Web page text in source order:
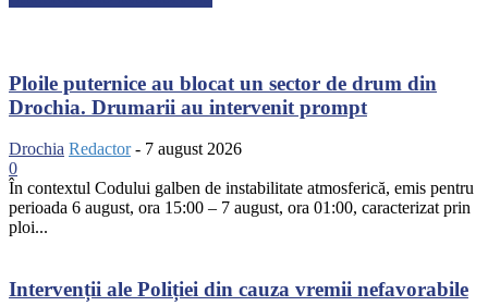
Ploile puternice au blocat un sector de drum din
Drochia. Drumarii au intervenit prompt
Drochia Redactor - 7 august 2026
0
În contextul Codului galben de instabilitate atmosferică, emis pentru
perioada 6 august, ora 15:00 – 7 august, ora 01:00, caracterizat prin
ploi...
Intervenții ale Poliției din cauza vremii nefavorabile